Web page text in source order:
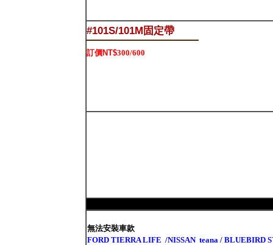
#101S/101M固定帶
訂價NT$300/600
無法安裝車款
FORD TIERRA LIFE /NISSAN teana / BLUEBIRD